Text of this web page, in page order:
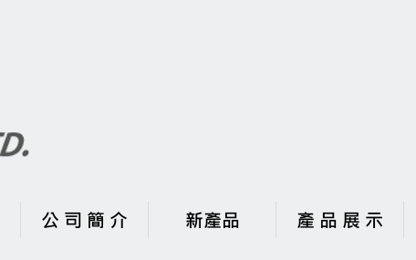
公 司 簡 介 新產品 產 品 展 示